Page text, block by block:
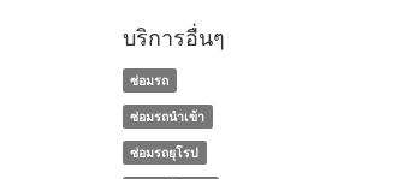
บริการอื่นๆ
ซ่อมรถ
ซ่อมรถนำเข้า
ซ่อมรถยุโรป